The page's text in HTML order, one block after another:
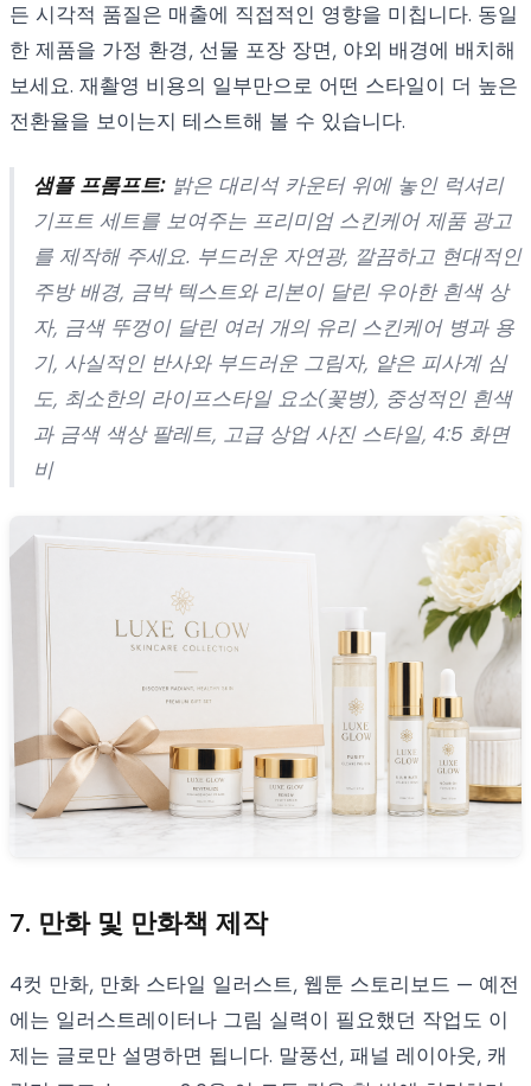
든 시각적 품질은 매출에 직접적인 영향을 미칩니다. 동일
한 제품을 가정 환경, 선물 포장 장면, 야외 배경에 배치해
보세요. 재촬영 비용의 일부만으로 어떤 스타일이 더 높은
전환율을 보이는지 테스트해 볼 수 있습니다.
샘플 프롬프트: 밝은 대리석 카운터 위에 놓인 럭셔리
기프트 세트를 보여주는 프리미엄 스킨케어 제품 광고
를 제작해 주세요. 부드러운 자연광, 깔끔하고 현대적인
주방 배경, 금박 텍스트와 리본이 달린 우아한 흰색 상
자, 금색 뚜껑이 달린 여러 개의 유리 스킨케어 병과 용
기, 사실적인 반사와 부드러운 그림자, 얕은 피사계 심
도, 최소한의 라이프스타일 요소(꽃병), 중성적인 흰색
과 금색 색상 팔레트, 고급 상업 사진 스타일, 4:5 화면
비
7. 만화 및 만화책 제작
4컷 만화, 만화 스타일 일러스트, 웹툰 스토리보드 — 예전
에는 일러스트레이터나 그림 실력이 필요했던 작업도 이
제는 글로만 설명하면 됩니다. 말풍선, 패널 레이아웃, 캐